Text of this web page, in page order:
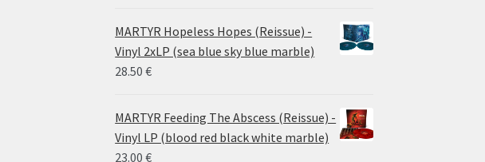
24.00 €
through
MARTYR Hopeless Hopes (Reissue) -
Vinyl 2xLP (sea blue sky blue marble)
28.50€
MARTYR Feeding The Abscess (Reissue) -
Vinyl LP (blood red black white marble)
23.00€